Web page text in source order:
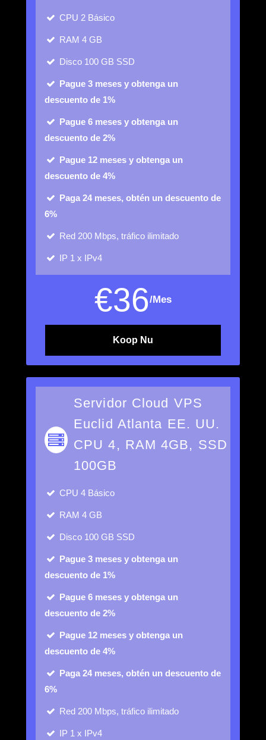
CPU 2 Básico
RAM 4 GB
Disco 100 GB SSD
Pague 3 meses y obtenga un
descuento de 1%
Pague 6 meses y obtenga un
descuento de 2%
Pague 12 meses y obtenga un
descuento de 4%
Paga 24 meses, obtén un descuento de
6%
Red 200 Mbps, tráfico ilimitado
IP 1 x IPv4
€36/Mes
Koop Nu
Servidor Cloud VPS
Euclid Atlanta EE. UU.
CPU 4, RAM 4GB, SSD
100GB
CPU 4 Básico
RAM 4 GB
Disco 100 GB SSD
Pague 3 meses y obtenga un
descuento de 1%
Pague 6 meses y obtenga un
descuento de 2%
Pague 12 meses y obtenga un
descuento de 4%
Paga 24 meses, obtén un descuento de
6%
Red 200 Mbps, tráfico ilimitado
IP 1 x IPv4